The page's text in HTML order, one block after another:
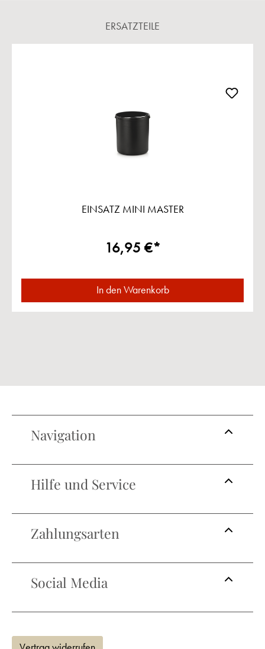
ERSATZTEILE
EINSATZ MINI MASTER
16,95 €*
In den Warenkorb
Navigation
Hilfe und Service
Zahlungsarten
Social Media